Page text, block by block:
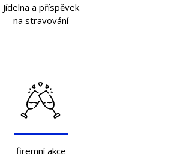
Jídelna a příspěvek
na stravování
firemní akce